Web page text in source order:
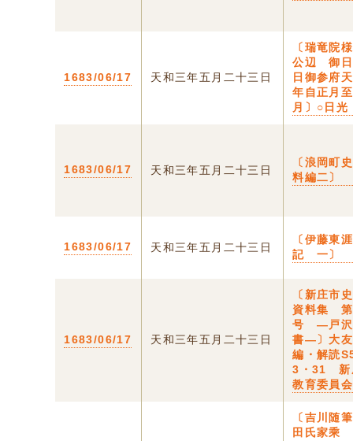
1683/06/17 天和三年五月二十三日
〔瑞竜院
公辺 御日
日御参府
年自正月
月〕○日光
1683/06/17 天和三年五月二十三日
〔浪岡町
料編二〕
1683/06/17 天和三年五月二十三日
〔伊藤東
記 一〕
1683/06/17 天和三年五月二十三日
〔新庄市
資料集
号 ―戸沢
書―〕大
編・解読
3・31 新
教育委員
〔吉川随
田氏家乘